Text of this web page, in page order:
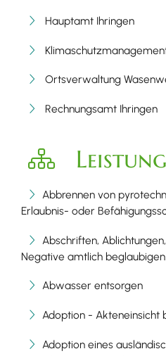
Hauptamt Ihringen
Ortsverwaltung
Rechnungsamt Ihringen
Abbrennen von
Erlaubnis- oder
Abschriften,
Negative amtlich
Abwasser entsorgen
Adoption - Akteneinsicht
Adoption eines